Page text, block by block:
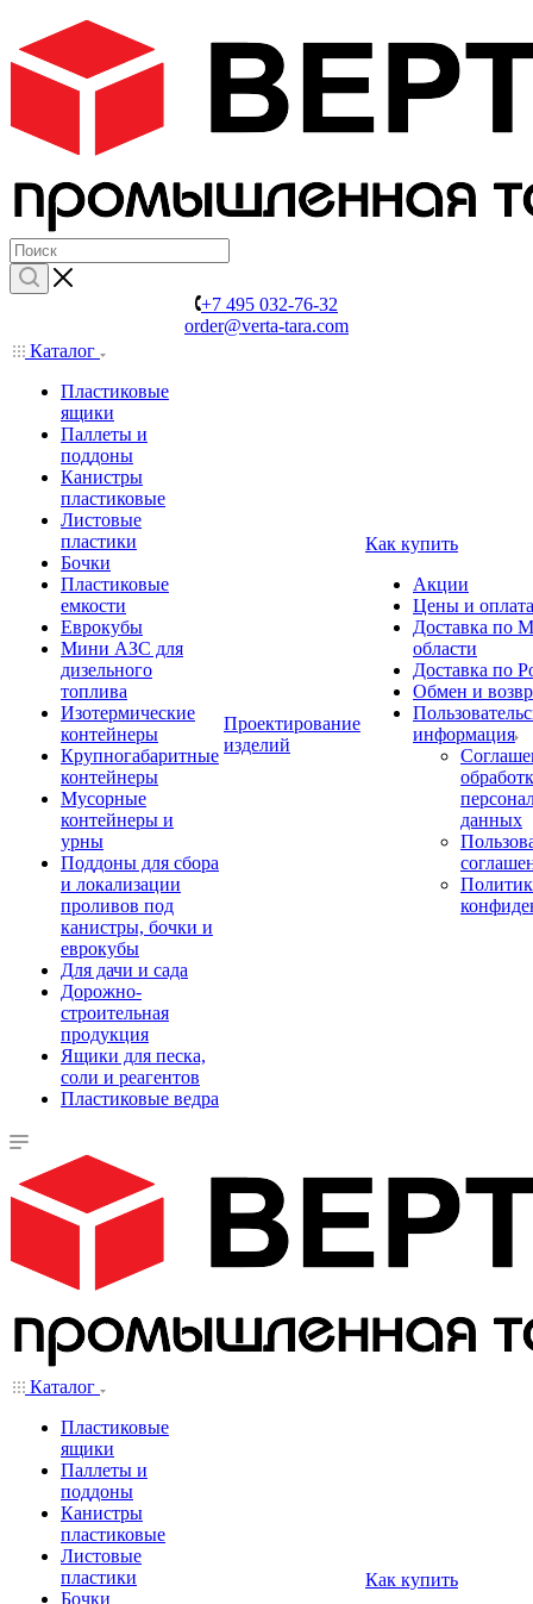
+7 495 032-76-32
order@verta-tara.com
Каталог
Пластиковые
ящики
Паллеты и
поддоны
Канистры
пластиковые
Листовые
пластики
Бочки
Пластиковые
емкости
Еврокубы
Мини АЗС для
дизельного
топлива
Изотермические
контейнеры
Крупногабаритные
контейнеры
Мусорные
контейнеры и
урны
Поддоны для сбора
и локализации
проливов под
канистры, бочки и
еврокубы
Для дачи и сада
Дорожно-
строительная
продукция
Ящики для песка,
соли и реагентов
Пластиковые ведра
Проектирование
изделий
Как купить
Акции
Цены и оплата
Доставка по
области
Доставка по
Обмен и
информация
данных
Каталог
Пластиковые
ящики
Паллеты и
поддоны
Канистры
пластиковые
Листовые
пластики
Бочки
Как купить